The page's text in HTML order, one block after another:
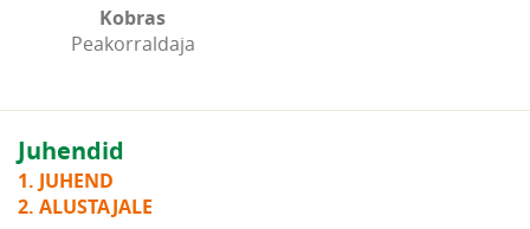
Kobras
Peakorraldaja
Juhendid
1. JUHEND
2. ALUSTAJALE